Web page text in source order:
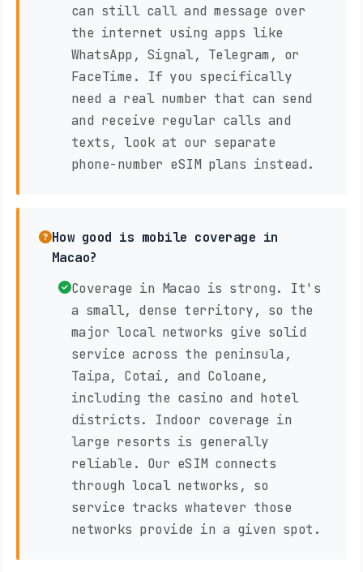
can still call and message over
the internet using apps like
WhatsApp, Signal, Telegram, or
FaceTime. If you specifically
need a real number that can send
and receive regular calls and
texts, look at our separate
phone-number eSIM plans instead.
How good is mobile coverage in
Macao?
Coverage in Macao is strong. It's
a small, dense territory, so the
major local networks give solid
service across the peninsula,
Taipa, Cotai, and Coloane,
including the casino and hotel
districts. Indoor coverage in
large resorts is generally
reliable. Our eSIM connects
through local networks, so
service tracks whatever those
networks provide in a given spot.